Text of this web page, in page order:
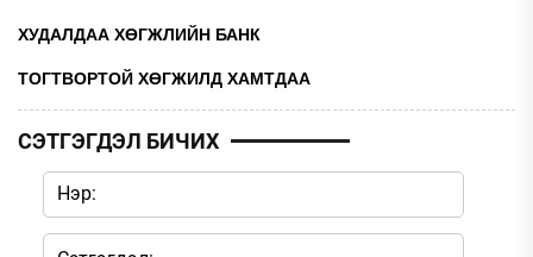
ХУДАЛДАА ХӨГЖЛИЙН БАНК
ТОГТВОРТОЙ ХӨГЖИЛД ХАМТДАА
СЭТГЭГДЭЛ БИЧИХ